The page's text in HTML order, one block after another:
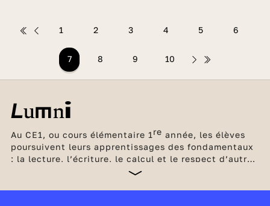
1 2 3 4 5 6
7 8 9 10
Au CE1, ou cours élémentaire 1re année, les élèves
poursuivent leurs apprentissages des fondamentaux
: la lecture, l’écriture, le calcul et le respect d’autrui.
Afin de les accompagner au mieux, tous les élèves de